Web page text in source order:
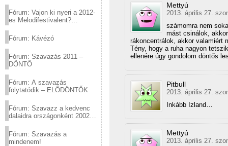
Fórum: Vajon ki nyeri a 2012-
es Melodifestivalent?
Fórum: Kávézó
Fórum: Szavazás 2011 –
DÖNTŐ
Fórum: A szavazás
folytatódik – ELŐDÖNTŐK
Fórum: Szavazz a kedvenc
dalaidra országonként 2002
Fórum: Szavazás a
mindenem!
Mettyú
2013. április 27.
számomra nem
mást csinálok,
rákoncentrálok, akkor valamiért
Tény, hogy a ruha nagyon
ellenére úgy gondolom döntős
Pitbull
2013. április 27.
Inkább Izland…
Mettyú
2013. április 27.